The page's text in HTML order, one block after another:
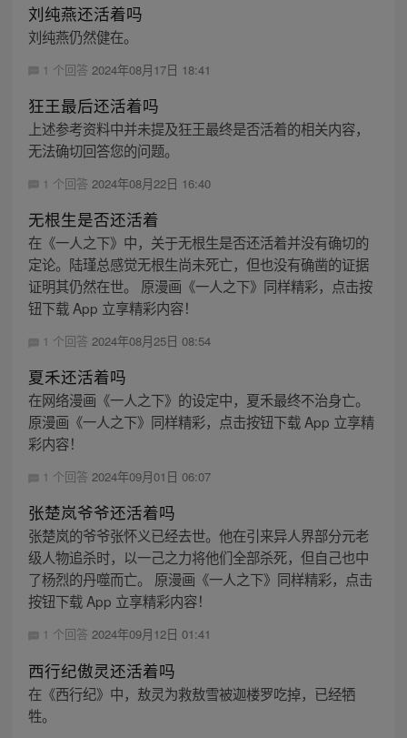
刘纯燕还活着吗
刘纯燕仍然健在。
1 个回答 2024年08月17日 18:41
狂王最后还活着吗
上述参考资料中并未提及狂王最终是否活着的相关内容，
无法确切回答您的问题。
1 个回答 2024年08月22日 16:40
无根生是否还活着
在《一人之下》中，关于无根生是否还活着并没有确切的
定论。陆瑾总感觉无根生尚未死亡，但也没有确凿的证据
证明其仍然在世。 原漫画《一人之下》同样精彩，点击按
钮下载 App 立享精彩内容！
1 个回答 2024年08月25日 08:54
夏禾还活着吗
在网络漫画《一人之下》的设定中，夏禾最终不治身亡。
原漫画《一人之下》同样精彩，点击按钮下载 App 立享精
彩内容！
1 个回答 2024年09月01日 06:07
张楚岚爷爷还活着吗
张楚岚的爷爷张怀义已经去世。他在引来异人界部分元老
级人物追杀时，以一己之力将他们全部杀死，但自己也中
了杨烈的丹噬而亡。 原漫画《一人之下》同样精彩，点击
按钮下载 App 立享精彩内容！
1 个回答 2024年09月12日 01:41
西行纪傲灵还活着吗
在《西行纪》中，敖灵为救敖雪被迦楼罗吃掉，已经牺
牲。